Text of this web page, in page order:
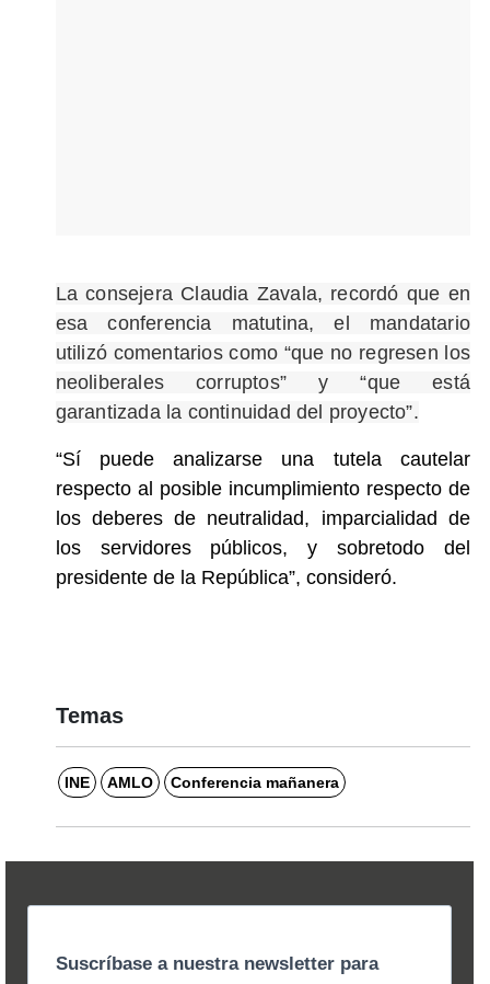
La consejera Claudia Zavala, recordó que en
esa conferencia matutina, el mandatario
utilizó comentarios como “que no regresen los
neoliberales corruptos” y “que está
garantizada la continuidad del proyecto”.
“Sí puede analizarse una tutela cautelar
respecto al posible incumplimiento respecto de
los deberes de neutralidad, imparcialidad de
los servidores públicos, y sobretodo del
presidente de la República”, consideró.
Temas
INE AMLO Conferencia mañanera